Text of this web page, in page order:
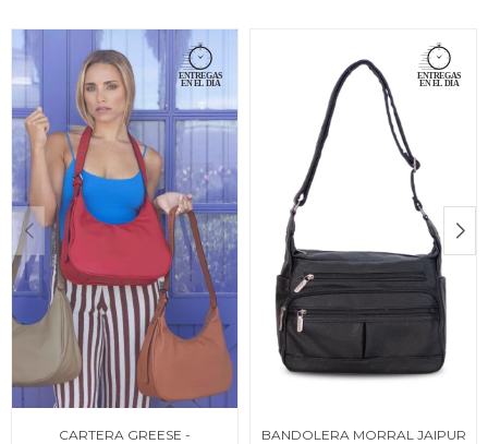
CARTERA GREESE -
BANDOLERA MORRAL JAIPUR